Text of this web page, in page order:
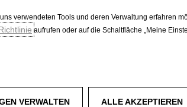
Österreich - unterliegt nicht dem
verwendeten Tools und deren Verwaltung erfahren
aufrufen oder auf die Schaltfläche „Meine
VERWALTEN ALLE AKZEPTIEREN